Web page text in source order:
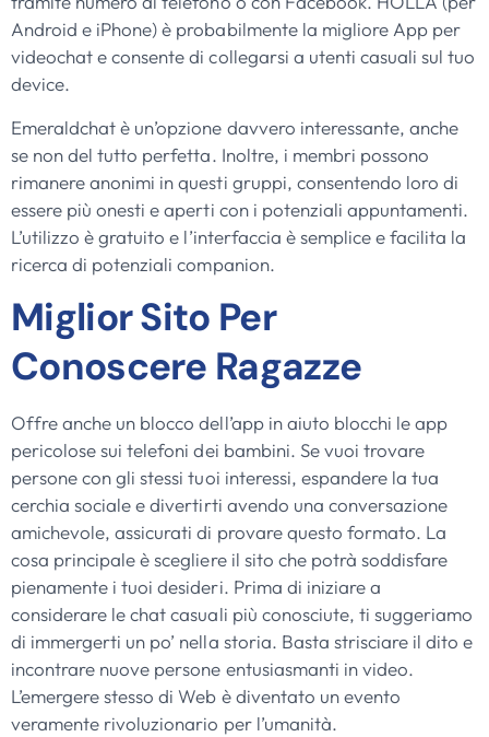
Android e iPhone) è probabilmente la migliore App per
videochat e consente di collegarsi a utenti casuali sul tuo
device.
Emeraldchat è un’opzione davvero interessante, anche
se non del tutto perfetta. Inoltre, i membri possono
rimanere anonimi in questi gruppi, consentendo loro di
essere più onesti e aperti con i potenziali appuntamenti.
L’utilizzo è gratuito e l’interfaccia è semplice e facilita la
ricerca di potenziali companion.
Miglior Sito Per
Conoscere Ragazze
Offre anche un blocco dell’app in aiuto blocchi le app
pericolose sui telefoni dei bambini. Se vuoi trovare
persone con gli stessi tuoi interessi, espandere la tua
cerchia sociale e divertirti avendo una conversazione
amichevole, assicurati di provare questo formato. La
cosa principale è scegliere il sito che potrà soddisfare
pienamente i tuoi desideri. Prima di iniziare a
considerare le chat casuali più conosciute, ti suggeriamo
di immergerti un po’ nella storia. Basta strisciare il dito e
incontrare nuove persone entusiasmanti in video.
L’emergere stesso di Web è diventato un evento
veramente rivoluzionario per l’umanità.